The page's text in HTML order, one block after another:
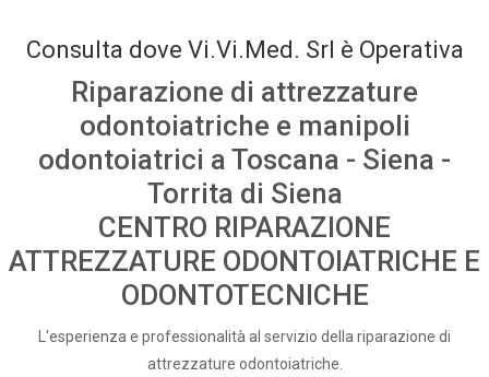
Consulta dove Vi.Vi.Med. Srl è Operativa
Riparazione di attrezzature
odontoiatriche e manipoli
odontoiatrici a Toscana - Siena -
Torrita di Siena
CENTRO RIPARAZIONE
ATTREZZATURE ODONTOIATRICHE E
ODONTOTECNICHE
L'esperienza e professionalità al servizio della riparazione di
attrezzature odontoiatriche.